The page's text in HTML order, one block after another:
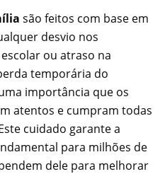
são feitos com base em
desvio nos
ou atraso na
temporária do
importância que os
atentos e cumpram todas
cuidado garante a
para milhões de
dele para melhorar